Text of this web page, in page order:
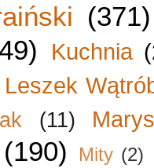
(371)
Kuchnia
Leszek
(11)
(190) Mity (2)